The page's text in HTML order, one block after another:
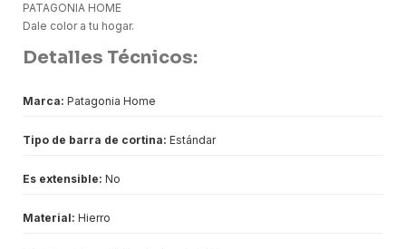
PATAGONIA HOME
Dale color a tu hogar.
Detalles Técnicos:
Marca: Patagonia Home
Tipo de barra de cortina: Estándar
Es extensible: No
Material: Hierro